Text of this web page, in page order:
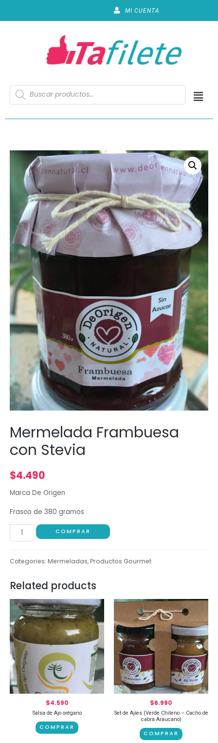
MI CUENTA
Mermelada Frambuesa
con Stevia
$4.490
Marca De Origen
Frasco de 380 gramos
COMPRAR
Categories: Mermeladas,Productos Gourmet
Related products
$4.590
Salsa de Ajo orégano
COMPRAR
$6.990
Set de Ajíes (Verde Chileno – Cacho de
cabra Araucano)
COMPRAR